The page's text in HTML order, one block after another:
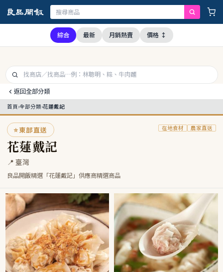
證，本公司全品項與上游供應商均未採用問題油品，請安心購買食用
綜合 最新 月銷熱賣 價格 ↕
返回全部分類
首頁›全部分類›花蓮戴記
⭐東部直送
花蓮戴記
📍 臺灣
良品開飯精選「花蓮戴記」供應商精選商品
在地食材 農家直送